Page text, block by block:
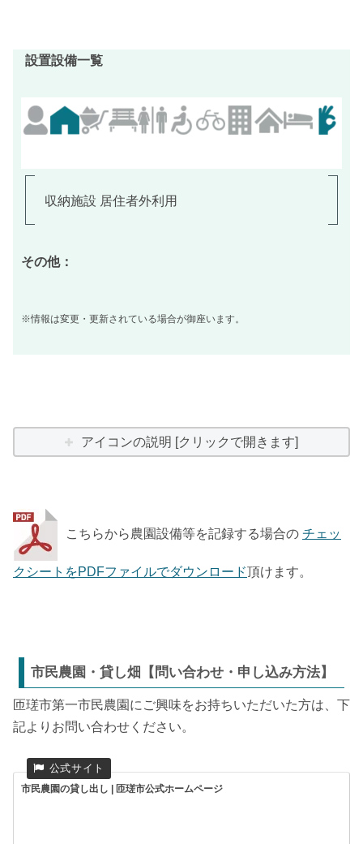
設置設備一覧
収納施設 居住者外利用
その他：
※情報は変更・更新されている場合が御座います。
アイコンの説明 [クリックで開きます]
こちらから農園設備等を記録する場合の チェッ
クシートをPDFファイルでダウンロード頂けます。
市民農園・貸し畑【問い合わせ・申し込み方法】
匝瑳市第一市民農園にご興味をお持ちいただいた方は、下
記よりお問い合わせください。
市民農園の貸し出し | 匝瑳市公式ホームページ